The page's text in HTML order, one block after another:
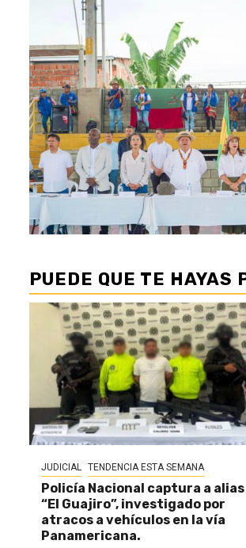
PUEDE QUE TE HAYAS
JUDICIAL TENDENCIA ESTA SEMANA
Policía Nacional captura a alias
“El Guajiro”, investigado por
atracos a vehículos en la vía
Panamericana.